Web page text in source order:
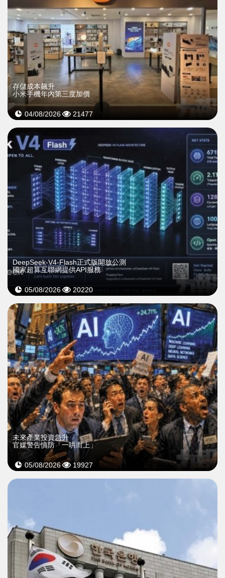
存儲成本飆升
小米手機年內第三度加價
04/08/2026 21477
DeepSeek-V4-Flash正式版開放公測
國家超算互聯網提供API服務
05/08/2026 20220
未來產業投資急升
官媒警告慎防「一哄而上」
05/08/2026 19927